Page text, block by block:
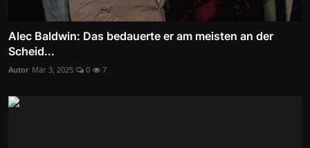
Alec Baldwin: Das bedauerte er am meisten an der
Scheid...
Autor Mär 3, 2025 0 7